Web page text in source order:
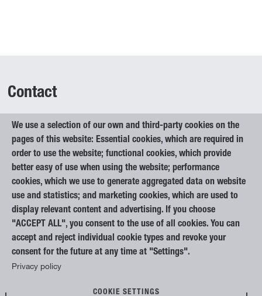
We use a selection of our own and third-party cookies on the
pages of this website: Essential cookies, which are required in
order to use the website; functional cookies, which provide
better easy of use when using the website; performance
cookies, which we use to generate aggregated data on website
use and statistics; and marketing cookies, which are used to
display relevant content and advertising. If you choose
"ACCEPT ALL", you consent to the use of all cookies. You can
accept and reject individual cookie types and revoke your
consent for the future at any time at "Settings".
Privacy policy
COOKIE SETTINGS
Contact
Begunje na Gorenjskem 1
4275 Begunje na Gorenjskem
+386 4 53 51 333
infoinventa@elan.si
Privacy notice
Code of Conduct
 